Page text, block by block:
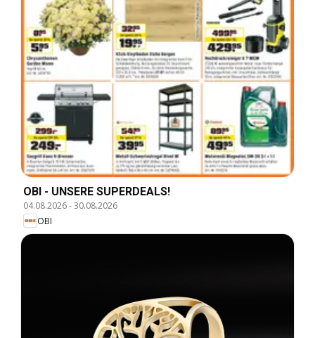
OBI - UNSERE SUPERDEALS!
04.08.2026-30.08.2026
OBI